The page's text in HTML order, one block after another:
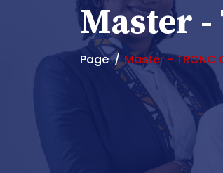
Master -
Page Master -